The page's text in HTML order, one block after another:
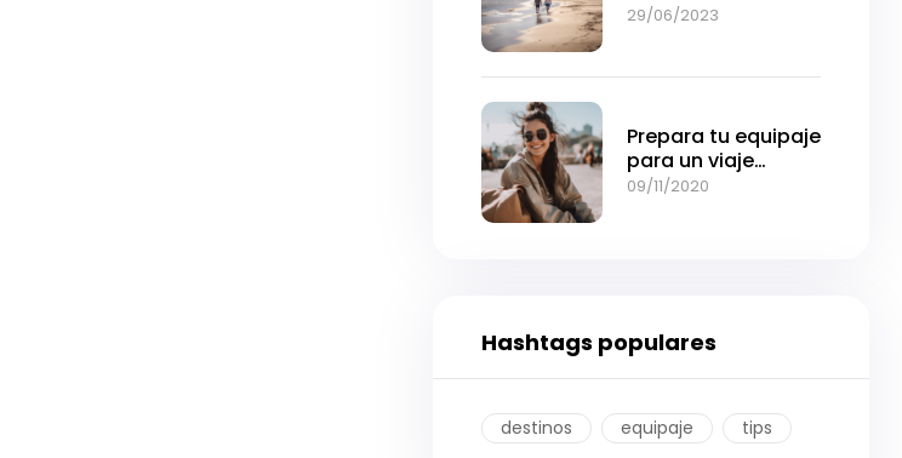
Alegre: Una joya del
29/06/2023
Prepara tu equipaje
para un viaje
cómodo y sin
09/11/2020
Hashtags populares
destinos equipaje tips